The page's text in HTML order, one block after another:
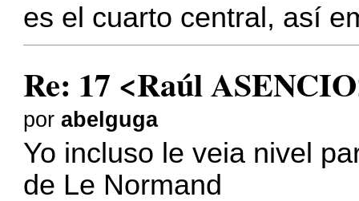
es el cuarto central, así
Re: 17 <Raúl
porabelguga
Yo incluso le veia nivel
de Le Normand